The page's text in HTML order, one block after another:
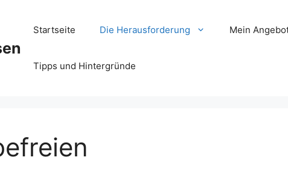
Startseite Die Herausforderung Mein
Tipps und Hintergründe